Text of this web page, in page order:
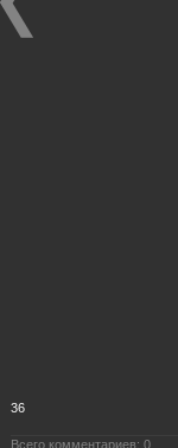
36
Всего комментариев: 0